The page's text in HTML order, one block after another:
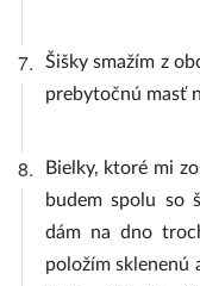
7.
Šišky smažím z
prebytočnú masť
8.
Bielky, ktoré mi
budem spolu so
dám na dno
položím sklenenú